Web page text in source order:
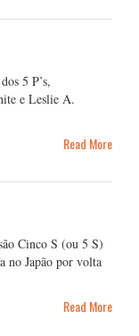
5 P’s,
e Leslie A.
Read More
Cinco S (ou 5 S)
no Japão por volta
Read More